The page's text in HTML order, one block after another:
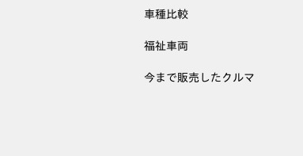
車種比較
福祉車両
今まで販売したクルマ